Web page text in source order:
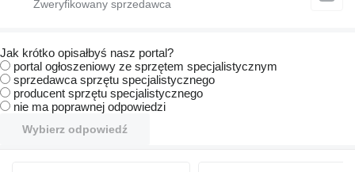
Jak krótko opisałbyś nasz portal?
portal ogłoszeniowy ze sprzętem specjalistycznym
sprzedawca sprzętu specjalistycznego
producent sprzętu specjalistycznego
nie ma poprawnej odpowiedzi
Wybierz odpowiedź